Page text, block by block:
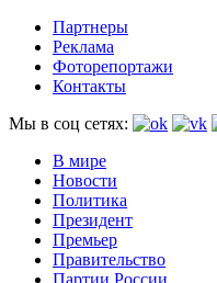
Партнеры
Реклама
Фоторепортажи
Контакты
Мы в соц сетях:
В мире
Новости
Политика
Президент
Премьер
Правительство
Партии России